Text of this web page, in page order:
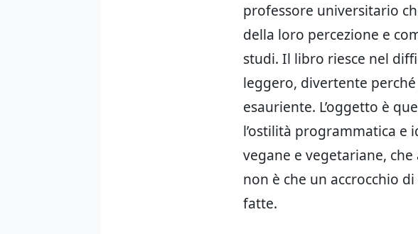
professore universitario
della loro percezione e
studi. Il libro riesce nel
leggero, divertente
esauriente. L’oggetto è
l’ostilità programmatica e
vegane e vegetariane,
non è che un accrocchio
fatte.